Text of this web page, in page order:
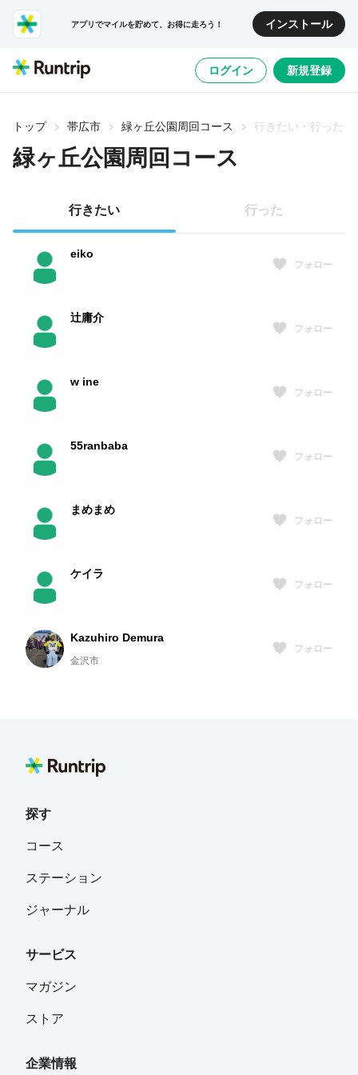
アプリでマイルを貯めて、お得に走ろう！ インストール
ログイン 新規登録
トップ 帯広市 緑ヶ丘公園周回コース 行きたい・行った
緑ヶ丘公園周回コース
行きたい 行った
eiko
フォロー
辻庸介
フォロー
w ine
フォロー
55ranbaba
フォロー
まめまめ
フォロー
ケイラ
フォロー
Kazuhiro Demura
金沢市
フォロー
soy5502
みなこっこ
探す
コース
ステーション
ジャーナル
サービス
マガジン
ストア
企業情報